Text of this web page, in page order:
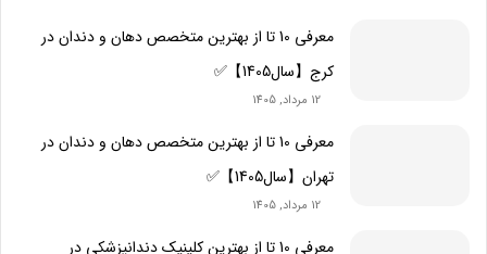
معرفی 10 تا از بهترین متخصص دهان و دندان در
کرج【سال1405】✅
12 مرداد, 1405
معرفی 10 تا از بهترین متخصص دهان و دندان در
تهران【سال1405】✅
12 مرداد, 1405
معرفی 10 تا از بهترین کلینیک دندانپزشکی در